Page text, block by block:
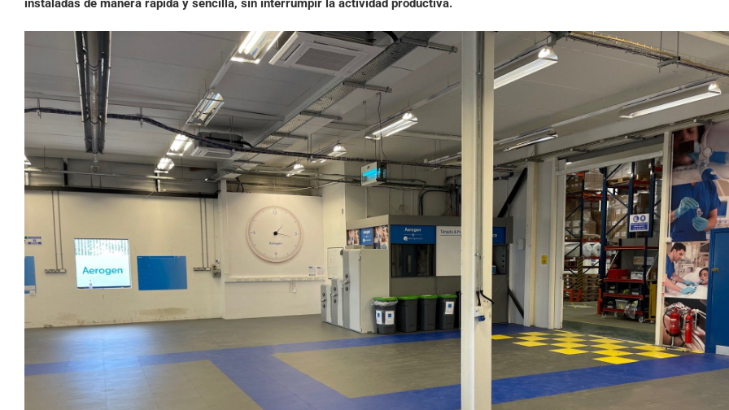
instaladas de manera rápida y sencilla, sin interrumpir la actividad productiva.